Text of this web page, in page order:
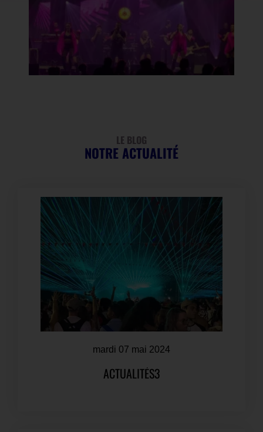
LE BLOG
NOTRE ACTUALITÉ
mardi 07 mai 2024
ACTUALITÉS3